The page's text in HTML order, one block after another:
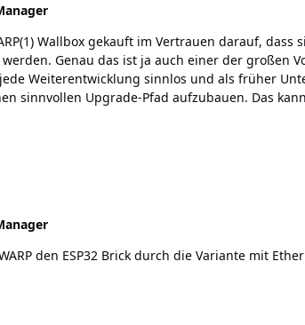
Wallbox gekauft im Vertrauen darauf,
Genau das ist ja auch einer der großen
Weiterentwicklung sinnlos und als früher
sinnvollen Upgrade-Pfad aufzubauen. Das
Kauf einer Wallbox sehenden Auges in eine
den ESP32 Brick durch die Variante mit